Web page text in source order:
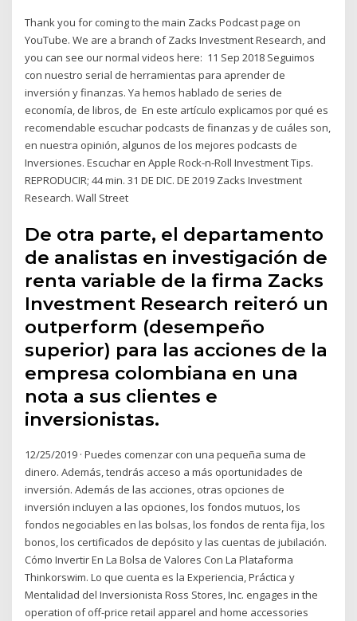
Thank you for coming to the main Zacks Podcast page on
YouTube. We are a branch of Zacks Investment Research, and
you can see our normal videos here: 11 Sep 2018 Seguimos
con nuestro serial de herramientas para aprender de
inversión y finanzas. Ya hemos hablado de series de
economía, de libros, de En este artículo explicamos por qué es
recomendable escuchar podcasts de finanzas y de cuáles son,
en nuestra opinión, algunos de los mejores podcasts de
Inversiones. Escuchar en Apple Rock-n-Roll Investment Tips.
REPRODUCIR; 44 min. 31 DE DIC. DE 2019 Zacks Investment
Research. Wall Street
De otra parte, el departamento
de analistas en investigación de
renta variable de la firma Zacks
Investment Research reiteró un
outperform (desempeño
superior) para las acciones de la
empresa colombiana en una
nota a sus clientes e
inversionistas.
12/25/2019 · Puedes comenzar con una pequeña suma de
dinero. Además, tendrás acceso a más oportunidades de
inversión. Además de las acciones, otras opciones de
inversión incluyen a las opciones, los fondos mutuos, los
fondos negociables en las bolsas, los fondos de renta fija, los
bonos, los certificados de depósito y las cuentas de jubilación.
Cómo Invertir En La Bolsa de Valores Con La Plataforma
Thinkorswim. Lo que cuenta es la Experiencia, Práctica y
Mentalidad del Inversionista Ross Stores, Inc. engages in the
operation of off-price retail apparel and home accessories